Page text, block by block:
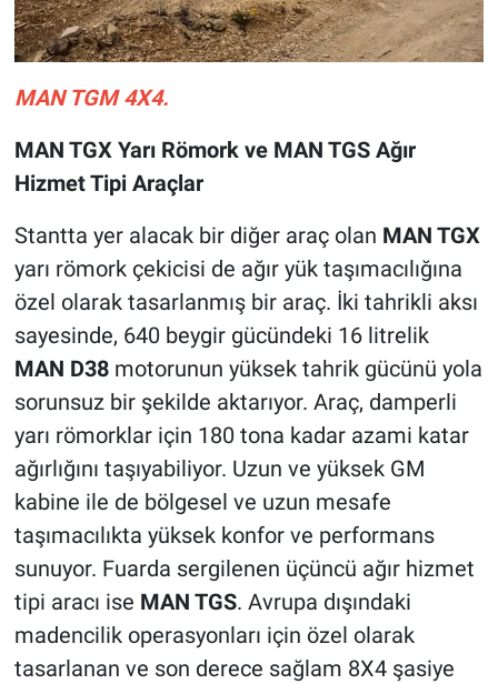
MAN TGM 4X4.
MAN TGX Yarı Römork ve MAN TGS Ağır
Hizmet Tipi Araçlar
Stantta yer alacak bir diğer araç olan MAN TGX
yarı römork çekicisi de ağır yük taşımacılığına
özel olarak tasarlanmış bir araç. İki tahrikli aksı
sayesinde, 640 beygir gücündeki 16 litrelik
MAN D38motorunun yüksek tahrik gücünü yola
sorunsuz bir şekilde aktarıyor. Araç, damperli
yarı römorklar için 180 tona kadar azami katar
ağırlığını taşıyabiliyor. Uzun ve yüksek GM
kabine ile de bölgesel ve uzun mesafe
taşımacılıkta yüksek konfor ve performans
sunuyor. Fuarda sergilenen üçüncü ağır hizmet
tipi aracı ise MAN TGS. Avrupa dışındaki
madencilik operasyonları için özel olarak
tasarlanan ve son derece sağlam 8X4 şasiye